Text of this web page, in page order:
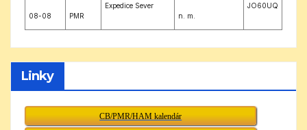
08-08 PMR
Expedice Sever
n. m.
JO60UQ
Linky
CB/PMR/HAM kalendár